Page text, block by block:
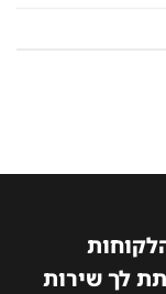
לך שירות